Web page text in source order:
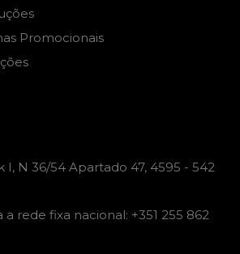
Promocionais
I, N 36/54 Apartado 47, 4595 - 542
a rede fixa nacional: +351 255 862